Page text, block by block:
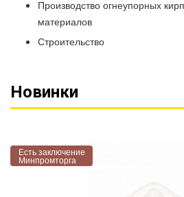
Производство огнеупорных
материалов
Строительство
Новинки
Есть заключение
Минпромторга